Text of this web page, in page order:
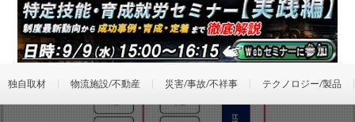
独自取材 物流施設/不動産 災害/事故/不祥事 テクノロジー/製品